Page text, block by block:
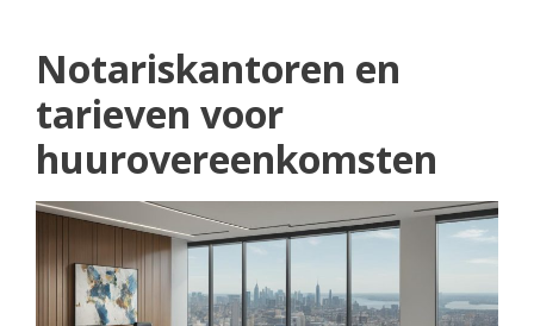
Notariskantoren en
tarieven voor
huurovereenkomsten